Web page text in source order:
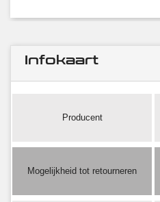
Infokaart
Producent
Mogelijkheid tot retourneren